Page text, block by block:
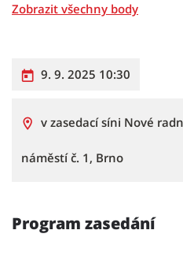
Zobrazit všechny body
9. 9. 2025 10:30
v zasedací síni Nové
náměstí č. 1, Brno
Program zasedání